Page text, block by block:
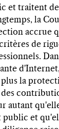
et traitent
la
accrue
de
la
autant
public et